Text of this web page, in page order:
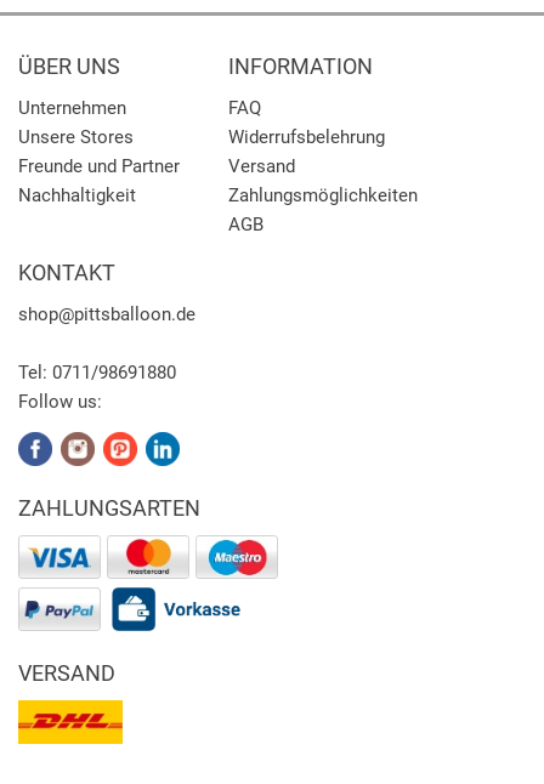
ÜBER UNS
Unternehmen
Unsere Stores
Freunde und Partner
Nachhaltigkeit
INFORMATION
FAQ
Widerrufsbelehrung
Versand
Zahlungsmöglichkeiten
AGB
KONTAKT
shop@pittsballoon.de
Tel: 0711/98691880
Follow us:
ZAHLUNGSARTEN
VERSAND